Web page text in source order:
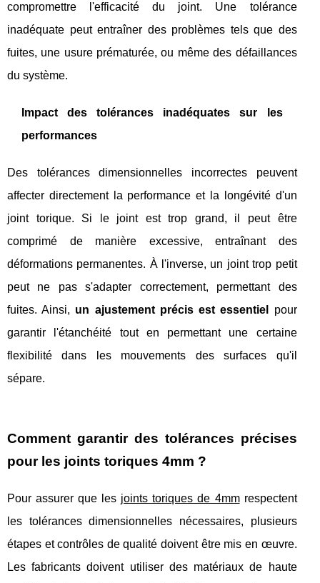
compromettre l'efficacité du joint. Une tolérance
inadéquate peut entraîner des problèmes tels que des
fuites, une usure prématurée, ou même des défaillances
du système.
Impact des tolérances inadéquates sur les
performances
Des tolérances dimensionnelles incorrectes peuvent
affecter directement la performance et la longévité d'un
joint torique. Si le joint est trop grand, il peut être
comprimé de manière excessive, entraînant des
déformations permanentes. À l'inverse, un joint trop petit
peut ne pas s'adapter correctement, permettant des
fuites. Ainsi, un ajustement précis est essentiel
pour
garantir l'étanchéité tout en permettant une certaine
flexibilité dans les mouvements des surfaces qu'il
sépare.
Comment garantir des tolérances précises
pour les joints toriques 4mm ?
Pour assurer que les joints toriques de 4mmrespectent
les tolérances dimensionnelles nécessaires, plusieurs
étapes et contrôles de qualité doivent être mis en œuvre.
Les fabricants doivent utiliser des matériaux de haute